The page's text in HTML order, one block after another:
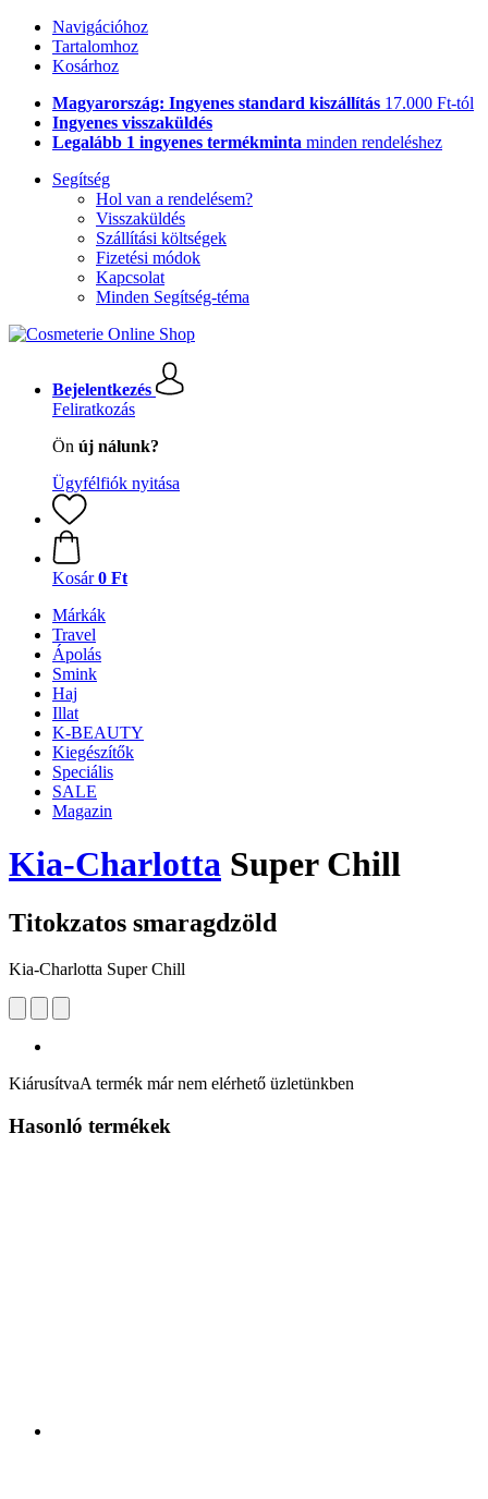
Navigációhoz
Tartalomhoz
Kosárhoz
Magyarország: Ingyenes standard kiszállítás 17.000 Ft-tól
Ingyenes visszaküldés
Legalább 1 ingyenes termékminta minden rendeléshez
Segítség
Hol van a rendelésem?
Visszaküldés
Szállítási költségek
Fizetési módok
Kapcsolat
Minden Segítség-téma
Bejelentkezés
Feliratkozás
Ön új nálunk?
Ügyfélfiók nyitása
Kosár 0 Ft
Márkák
Travel
Ápolás
Smink
Haj
Illat
K-BEAUTY
Kiegészítők
Speciális
SALE
Magazin
Kia-Charlotta Super Chill
Titokzatos smaragdzöld
Kia-Charlotta Super Chill
KiárusítvaA termék már nem elérhető üzletünkben
Hasonló termékek